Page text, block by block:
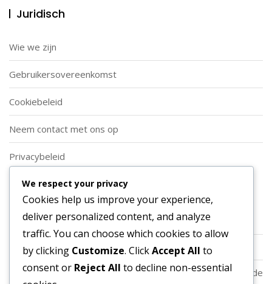
Juridisch
Wie we zijn
Gebruikersovereenkomst
Cookiebeleid
Neem contact met ons op
Privacybeleid
Categorieën
Soorten Aanvallende Voetbalformaties
Spelersrollen in Aanvallende Voetbalformaties
Strategische Toepassingen van Aanvallende
We respect your privacy
Cookies help us improve your experience,
deliver personalized content, and analyze
traffic. You can choose which cookies to allow
by clicking Customize. ClickAccept All to
consent or Reject All to decline non-essential